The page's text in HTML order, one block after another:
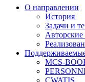
О направлении
История
Задачи и
MCS-
CWATIS